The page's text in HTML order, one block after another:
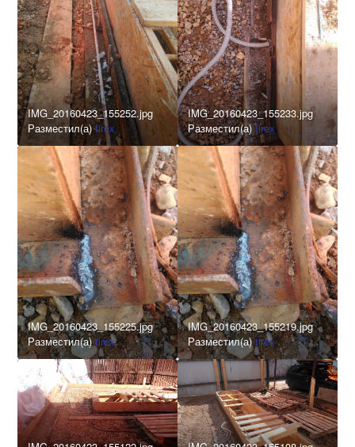
IMG_20160423_155252.jpg
Разместил(а)tirex
IMG_20160423_155233.jpg
Разместил(а)tirex
IMG_20160423_155225.jpg
Разместил(а)tirex
IMG_20160423_155219.jpg
Разместил(а)tirex